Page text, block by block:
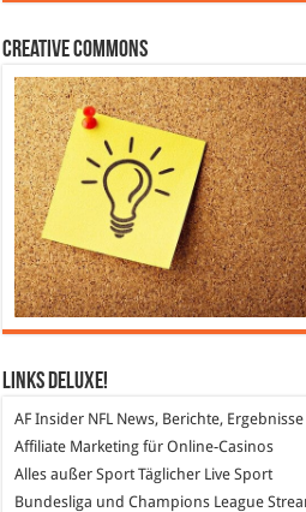
Creative Commons
Links DeLuXe!
AF Insider NFL News, Berichte,
Affiliate Marketing für Online-Casinos
Alles außer Sport Täglicher Live Sport
Bundesliga und Champions League